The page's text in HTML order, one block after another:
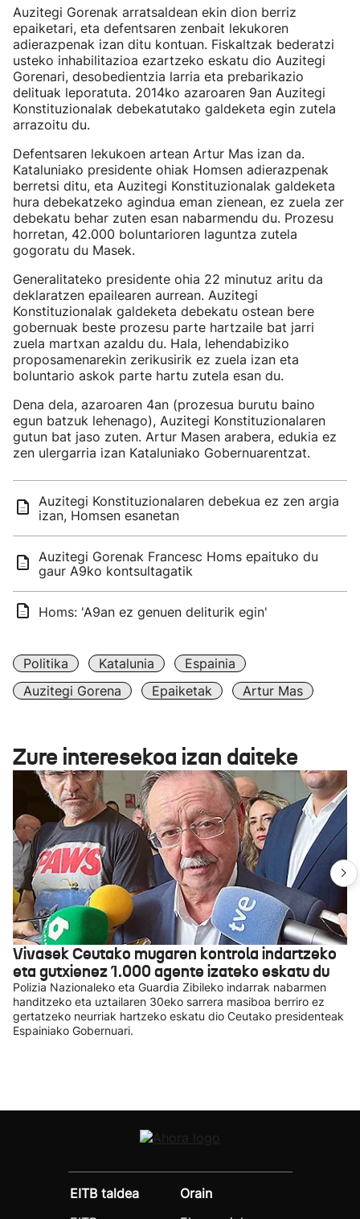
Auzitegi Gorenak arratsaldean ekin dion berriz
epaiketari, eta defentsaren zenbait lekukoren
adierazpenak izan ditu kontuan. Fiskaltzak bederatzi
usteko inhabilitazioa ezartzeko eskatu dio Auzitegi
Gorenari, desobedientzia larria eta prebarikazio
delituak leporatuta. 2014ko azaroaren 9an Auzitegi
Konstituzionalak debekatutako galdeketa egin zutela
arrazoitu du.
Defentsaren lekukoen artean Artur Mas izan da.
Kataluniako presidente ohiak Homsen adierazpenak
berretsi ditu, eta Auzitegi Konstituzionalak galdeketa
hura debekatzeko agindua eman zienean, ez zuela zer
debekatu behar zuten esan nabarmendu du. Prozesu
horretan, 42.000 boluntarioren laguntza zutela
gogoratu du Masek.
Generalitateko presidente ohia 22 minutuz aritu da
deklaratzen epailearen aurrean. Auzitegi
Konstituzionalak galdeketa debekatu ostean bere
gobernuak beste prozesu parte hartzaile bat jarri
zuela martxan azaldu du. Hala, lehendabiziko
proposamenarekin zerikusirik ez zuela izan eta
boluntario askok parte hartu zutela esan du.
Dena dela, azaroaren 4an (prozesua burutu baino
egun batzuk lehenago), Auzitegi Konstituzionalaren
gutun bat jaso zuten. Artur Masen arabera, edukia ez
zen ulergarria izan Kataluniako Gobernuarentzat.
Auzitegi Konstituzionalaren debekua ez zen argia
izan, Homsen esanetan
Auzitegi Gorenak Francesc Homs epaituko du
gaur A9ko kontsultagatik
Homs: 'A9an ez genuen deliturik egin'
Politika Katalunia
Espainia
Auzitegi Gorena
Epaiketak Artur Mas
Zure interesekoa izan daiteke
Vivasek Ceutako mugaren kontrola indartzeko
eta gutxienez 1.000 agente izateko eskatu du
Polizia Nazionaleko eta Guardia Zibileko indarrak nabarmen
handitzeko eta uztailaren 30eko sarrera masiboa berriro ez
gertatzeko neurriak hartzeko eskatu dio Ceutako presidenteak
Espainiako Gobernuari.
EITB taldea
Orain